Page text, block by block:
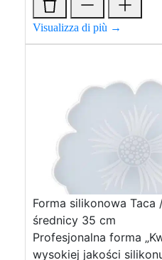
Visualizza di più →
Forma silikonowa
średnicy 35 cm
Profesjonalna forma
wysokiej jakości